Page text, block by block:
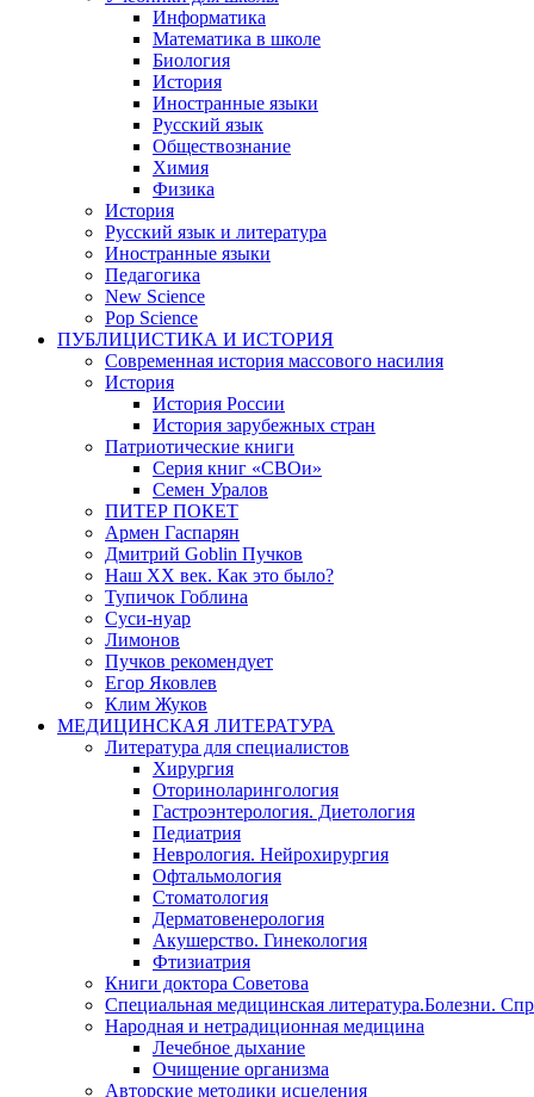
Информатика
Математика в школе
Биология
История
Иностранные языки
Русский язык
Обществознание
Химия
Физика
История
Русский язык и литература
Иностранные языки
Педагогика
New Science
Pop Science
ПУБЛИЦИСТИКА И ИСТОРИЯ
Современная история массового насилия
История
История России
История зарубежных стран
Патриотические книги
Серия книг «СВОи»
Семен Уралов
ПИТЕР ПОКЕТ
Армен Гаспарян
Дмитрий Goblin Пучков
Наш XX век. Как это было?
Тупичок Гоблина
Суси-нуар
Лимонов
Пучков рекомендует
Егор Яковлев
Клим Жуков
МЕДИЦИНСКАЯ ЛИТЕРАТУРА
Литература для специалистов
Хирургия
Оториноларингология
Гастроэнтерология. Диетология
Педиатрия
Неврология. Нейрохирургия
Офтальмология
Стоматология
Дерматовенерология
Акушерство. Гинекология
Фтизиатрия
Книги доктора Советова
Специальная медицинская литература.Болезни.
Народная и нетрадиционная медицина
Лечебное дыхание
Очищение организма
Авторские методики исцеления